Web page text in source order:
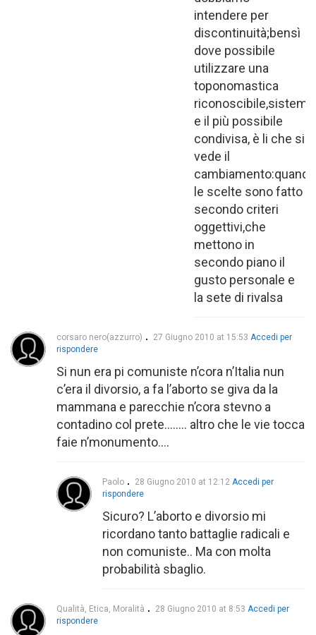
intendere per
discontinuità;bensì
dove possibile
utilizzare una
toponomastica
e il più possibile
condivisa, è li che si
vede il
cambiamento:quando
le scelte sono fatto
secondo criteri
oggettivi,che
mettono in
secondo piano il
gusto personale e
la sete di rivalsa
corsaro nero(azzurro) 27 Giugno 2010 at 15:53 Accedi per
rispondere
Si nun era pi comuniste n’cora n’Italia nun
c’era il divorsio, a fa l’aborto se giva da la
mammana e parecchie n’cora stevno a
contadino col prete…….. altro che le vie tocca
faie n’monumento….
Paolo 28 Giugno 2010 at 12:12 Accedi per
rispondere
Sicuro? L’aborto e divorsio mi
ricordano tanto battaglie radicali e
non comuniste.. Ma con molta
probabilità sbaglio.
Qualità, Etica, Moralità 28 Giugno 2010 at 8:53 Accedi per
rispondere